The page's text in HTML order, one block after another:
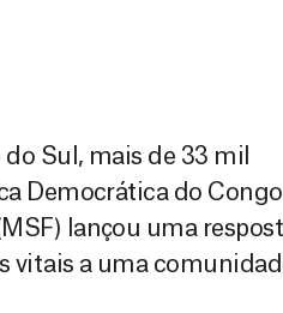
Sul, mais de 33 mil
Democrática do Congo
lançou uma
vitais a uma